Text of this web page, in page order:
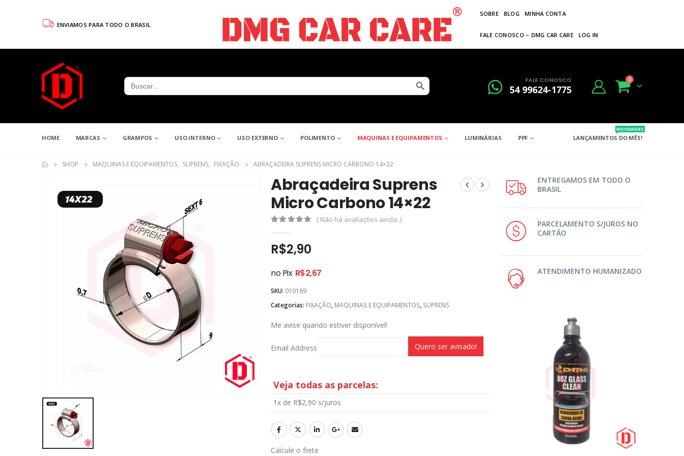
ENVIAMOS PARA TODO O BRASIL
SOBRE BLOG MINHA CONTA
FALE CONOSCO – DMG CAR CARE LOG IN
Search
for:
Search Button FALE CONOSCO
54 99624-1775
0
HOME MARCAS GRAMPOS USO INTERNO USO EXTERNO POLIMENTO MAQUINAS E EQUIPAMENTOS LUMINÁRIAS PPF LANÇAMENTOS DO MÊS!
NOVIDADES
SHOP MAQUINAS E EQUIPAMENTOS, SUPRENS, FIXAÇÃO ABRAÇADEIRA SUPRENS MICRO CARBONO 14×22
Abraçadeira Suprens
Micro Carbono 14×22
( Não há avaliações ainda. )
R$2,90
no Pix R$2,67
SKU: 010169
Categorias: FIXAÇÃO, MAQUINAS E EQUIPAMENTOS, SUPRENS
Me avise quando estiver disponível!
Email Address
Veja todas as parcelas:
1x de R$2,90 s/juros
Calcule o frete
ENTREGAMOS EM TODO O
BRASIL
PARCELAMENTO S/JUROS NO
CARTÃO
ATENDIMENTO HUMANIZADO